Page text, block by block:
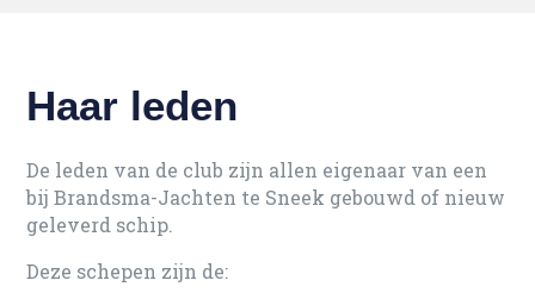
Haar leden
De leden van de club zijn allen eigenaar van een
bij Brandsma-Jachten te Sneek gebouwd of nieuw
geleverd schip.
Deze schepen zijn de: